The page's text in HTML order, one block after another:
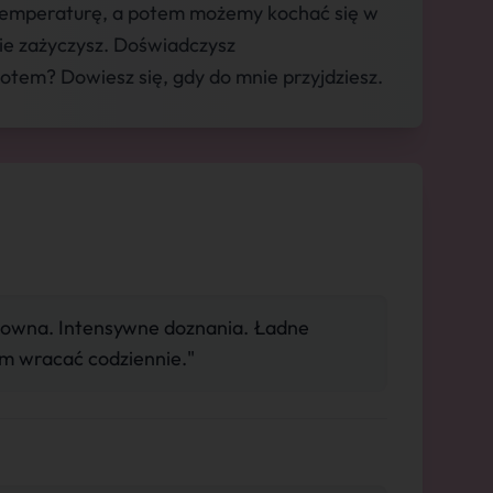
a potem możemy kochać się w
zażyczysz. Doświadczysz
Dowiesz się, gdy do mnie przyjdziesz.
Intensywne doznania. Ładne
wracać codziennie."